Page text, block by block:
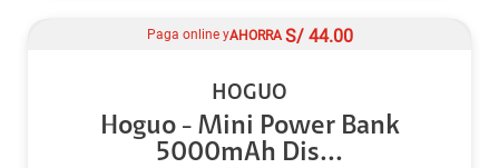
Paga online yAHORRA S/ 44.00
HOGUO
Hoguo - Mini Power Bank
5000mAh Dis...